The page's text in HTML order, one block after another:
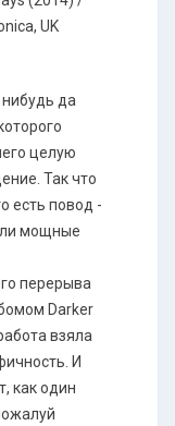
да
целую
Так что
есть повод -
мощные
перерыва
Darker
взяла
И
как один